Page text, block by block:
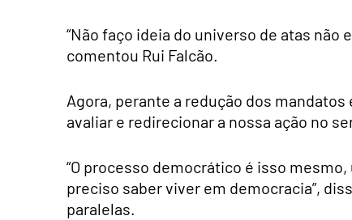
“Não faço ideia do universo de atas não
comentou Rui Falcão.
Agora, perante a redução dos mandatos
avaliar e redirecionar a nossa ação no
“O processo democrático é isso
preciso saber viver em democracia”,
paralelas.